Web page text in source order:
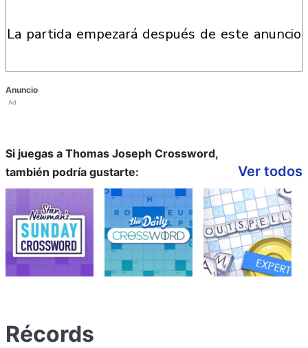
la partida empezará después de este anuncio
Anuncio
Ad
Si juegas a Thomas Joseph Crossword,
también podría gustarte:
Ver todos
Récords